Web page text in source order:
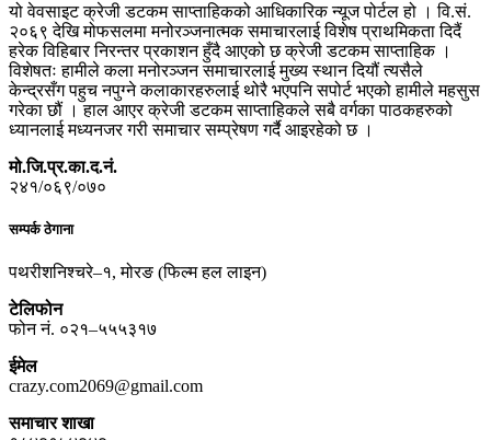
यो वेवसाइट क्रेजी डटकम साप्ताहिकको आधिकारिक न्यूज पोर्टल हो । वि.सं.
२०६९ देखि मोफसलमा मनोरञ्जनात्मक समाचारलाई विशेष प्राथमिकता दिदैं
हरेक विहिबार निरन्तर प्रकाशन हुँदै आएको छ क्रेजी डटकम साप्ताहिक ।
विशेषतः हामीले कला मनोरञ्जन समाचारलाई मुख्य स्थान दियौं त्यसैले
केन्द्रसँग पहुच नपुग्ने कलाकारहरुलाई थोरै भएपनि सपोर्ट भएको हामीले महसुस
गरेका छौं । हाल आएर क्रेजी डटकम साप्ताहिकले सबै वर्गका पाठकहरुको
ध्यानलाई मध्यनजर गरी समाचार सम्प्रेषण गर्दै आइरहेको छ ।
मो.जि.प्र.का.द.नं.
२४१/०६९/०७०
सम्पर्क ठेगाना
पथरीशनिश्चरे–१, मोरङ (फिल्म हल लाइन)
टेलिफोन
फोन नं. ०२१–५५५३१७
ईमेल
crazy.com2069@gmail.com
समाचार शाखा